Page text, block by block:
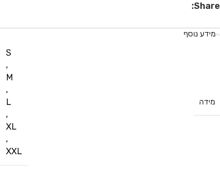
Share:
מידע נוסף
מידה
S
,
M
,
L
,
XL
,
XXL